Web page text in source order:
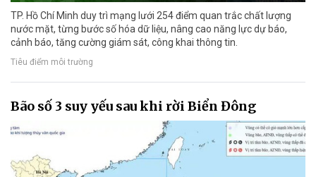
TP. Hồ Chí Minh duy trì mạng lưới 254 điểm quan trắc chất lượng
nước mặt, từng bước số hóa dữ liệu, nâng cao năng lực dự báo,
cảnh báo, tăng cường giám sát, công khai thông tin.
Tiêu điểm môi trường
Bão số 3 suy yếu sau khi rời Biển Đông